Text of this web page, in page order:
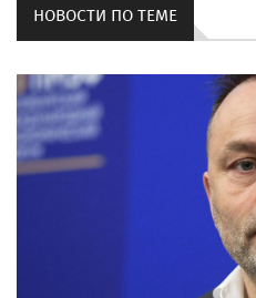
НОВОСТИ ПО ТЕМЕ